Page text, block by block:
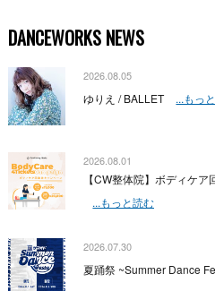
DANCEWORKS NEWS
2026.08.05
ゆりえ / BALLET ...もっ
2026.08.01
【CW整体院】ボディケ
...もっと読む
2026.07.30
夏踊祭 ~Summer Dance